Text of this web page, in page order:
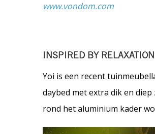
www.vondom.com
INSPIRED BY RELAXATION
Yoi is een recent
daybed met extra dik en
rond het aluminium kader